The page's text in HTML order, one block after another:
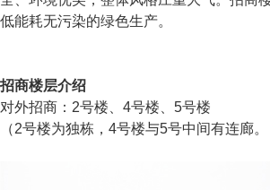
低能耗无污染的绿色生产。
招商楼层介绍
对外招商：2号楼、4号楼、5号楼
（2号楼为独栋，4号楼与5号中间有连廊。